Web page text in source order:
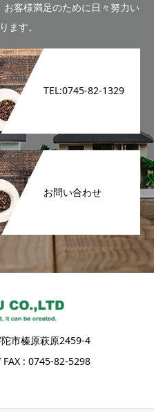
客様満足のために日々努力い
ます。
TEL:0745-82-1329
お問い合わせ
市榛原萩原2459-4
: 0745-82-5298